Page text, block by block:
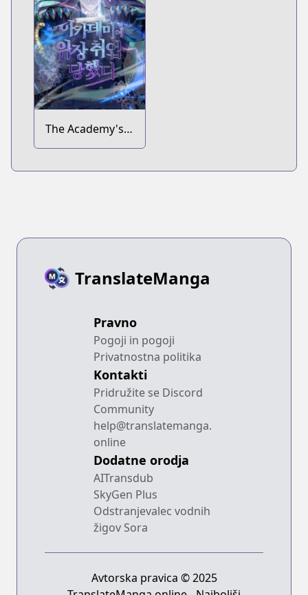
The Academy's
Undercover
TranslateManga
Pravno
Pogoji in pogoji
Privatnostna politika
Kontakti
Pridružite se Discord
Community
help@translatemanga.
online
Dodatne orodja
AITransdub
SkyGen Plus
Odstranjevalec vodnih
žigov Sora
Avtorska pravica © 2025